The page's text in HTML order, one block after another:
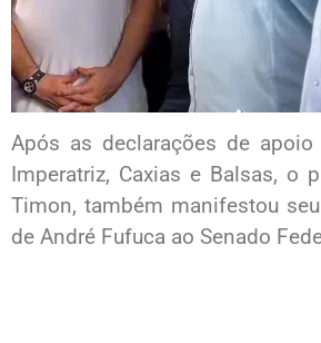
Após as declarações de
Imperatriz, Caxias e Balsas, o
Timon, também manifestou
de André Fufuca ao Senado